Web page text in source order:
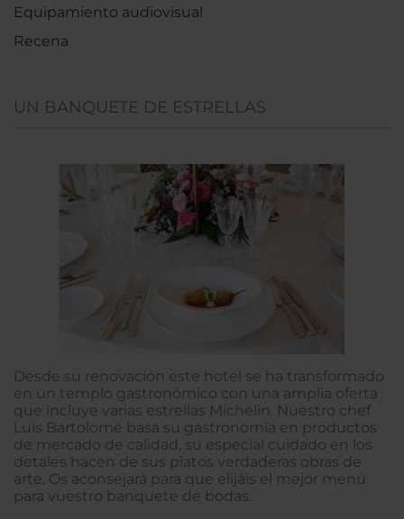
Equipamiento audiovisual
Recena
UN BANQUETE DE ESTRELLAS
Desde su renovación este hotel se ha transformado
en un templo gastronómico con una amplia oferta
que incluye varias estrellas Michelin. Nuestro chef
Luis Bartolomé basa su gastronomía en productos
de mercado de calidad, su especial cuidado en los
detales hacen de sus platos verdaderas obras de
arte. Os aconsejará para que elijáis el mejor menú
para vuestro banquete de bodas.